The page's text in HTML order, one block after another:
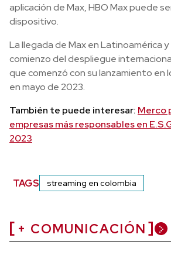
aplicación de Max, HBO Max puede
dispositivo.
La llegada de Max en Latinoamérica y
comienzo del despliegue
que comenzó con su lanzamiento en
en mayo de 2023.
También te puede interesar: Merco
empresas más responsables en
2023
TAGS streaming en colombia
+ COMUNICACIÓN